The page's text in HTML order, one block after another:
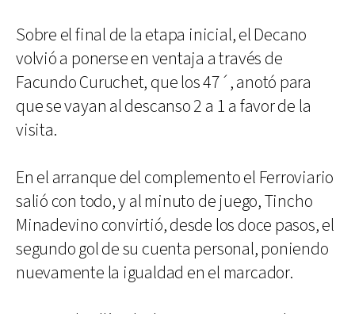
Sobre el final de la etapa inicial, el Decano
volvió a ponerse en ventaja a través de
Facundo Curuchet, que los 47´, anotó para
que se vayan al descanso 2 a 1 a favor de la
visita.
En el arranque del complemento el Ferroviario
salió con todo, y al minuto de juego, Tincho
Minadevino convirtió, desde los doce pasos, el
segundo gol de su cuenta personal, poniendo
nuevamente la igualdad en el marcador.